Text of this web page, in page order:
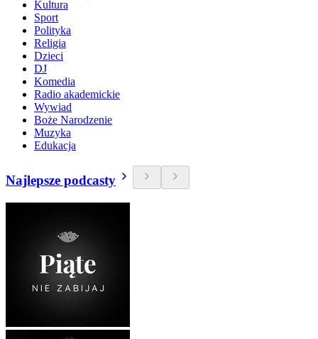
Kultura
Sport
Polityka
Religia
Dzieci
DJ
Komedia
Radio akademickie
Wywiad
Boże Narodzenie
Muzyka
Edukacja
Najlepsze podcasty